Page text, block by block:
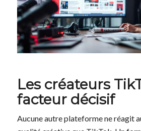
Les créateurs
facteur décisif
Aucune autre plateforme ne réagit